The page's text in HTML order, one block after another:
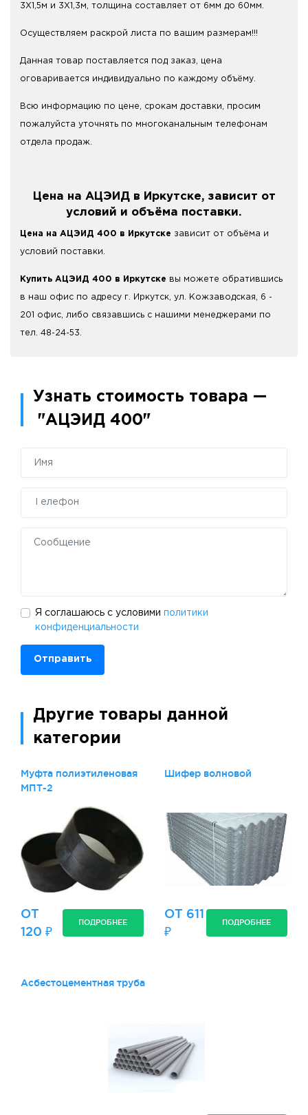
3Х1,5м и 3Х1,3м, толщина составляет от 6мм до 60мм.
Осуществляем раскрой листа по вашим размерам!!!
Данная товар поставляется под заказ, цена
оговаривается индивидуально по каждому объёму.
Всю информацию по цене, срокам доставки, просим
пожалуйста уточнять по многоканальным телефонам
отдела продаж.
Цена на АЦЭИД в Иркутске, зависит от
условий и объёма поставки.
Цена на АЦЭИД 400 в Иркутске зависит от объёма и
условий поставки.
Купить АЦЭИД 400 в Иркутске вы можете обратившись
в наш офис по адресу г. Иркутск, ул. Кожзаводская, 6 -
201 офис, либо связавшись с нашими менеджерами по
тел. 48-24-53.
Узнать стоимость товара —
"АЦЭИД 400"
Я соглашаюсь с условими политики
конфиденциальности
Отправить
Другие товары данной
категории
Муфта полиэтиленовая
МПТ-2
ОТ
120 ₽
ПОДРОБНЕЕ
Шифер волновой
ОТ 611
₽
ПОДРОБНЕЕ
Асбестоцементная труба